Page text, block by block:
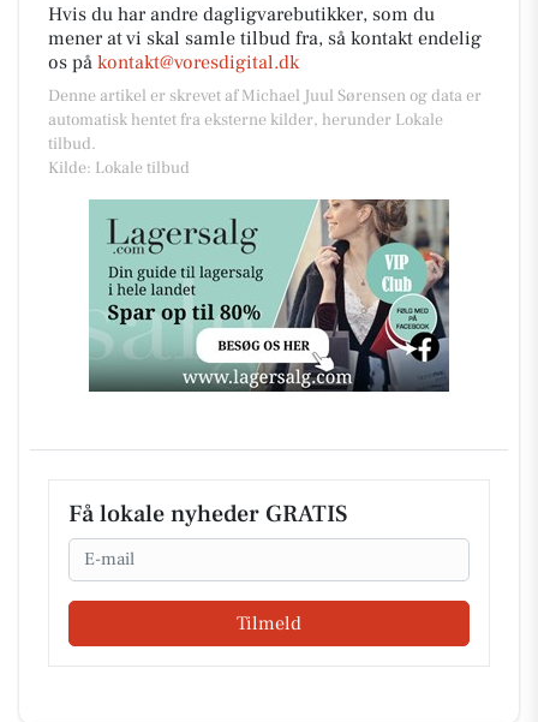
Hvis du har andre dagligvarebutikker, som du
mener at vi skal samle tilbud fra, så kontakt endelig
os på kontakt@voresdigital.dk
Denne artikel er skrevet af Michael Juul Sørensen og data er
automatisk hentet fra eksterne kilder, herunder Lokale
tilbud.
Kilde: Lokale tilbud
Få lokale nyheder GRATIS
Email
Tilmeld